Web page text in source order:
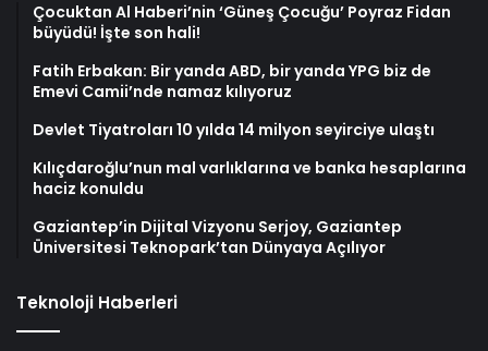
Çocuktan Al Haberi’nin ‘Güneş Çocuğu’ Poyraz Fidan
büyüdü! İşte son hali!
Fatih Erbakan: Bir yanda ABD, bir yanda YPG biz de
Emevi Camii’nde namaz kılıyoruz
Devlet Tiyatroları 10 yılda 14 milyon seyirciye ulaştı
Kılıçdaroğlu’nun mal varlıklarına ve banka hesaplarına
haciz konuldu
Gaziantep’in Dijital Vizyonu Serjoy, Gaziantep
Üniversitesi Teknopark’tan Dünyaya Açılıyor
Teknoloji Haberleri